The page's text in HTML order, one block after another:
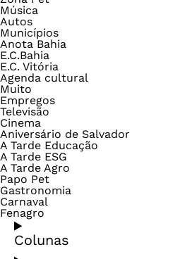
Música
Autos
Municípios
Anota Bahia
E.C.Bahia
E.C. Vitória
Agenda cultural
Muito
Empregos
Televisão
Cinema
Aniversário de Salvador
A Tarde Educação
A Tarde ESG
A Tarde Agro
Papo Pet
Gastronomia
Carnaval
Fenagro
Colunas